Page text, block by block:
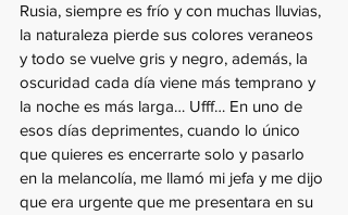
Rusia, siempre es frío y con muchas lluvias,
la naturaleza pierde sus colores veraneos
y todo se vuelve gris y negro, además, la
oscuridad cada día viene más temprano y
la noche es más larga… Ufff… En uno de
esos días deprimentes, cuando lo único
que quieres es encerrarte solo y pasarlo
en la melancolía, me llamó mi jefa y me dijo
que era urgente que me presentara en su